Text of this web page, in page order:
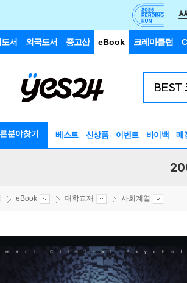
서 외국도서 중고샵 eBook 크레마클럽
분야찾기 베스트 신상품 이벤트 바이백 매
eBook 대학교재 사회계열